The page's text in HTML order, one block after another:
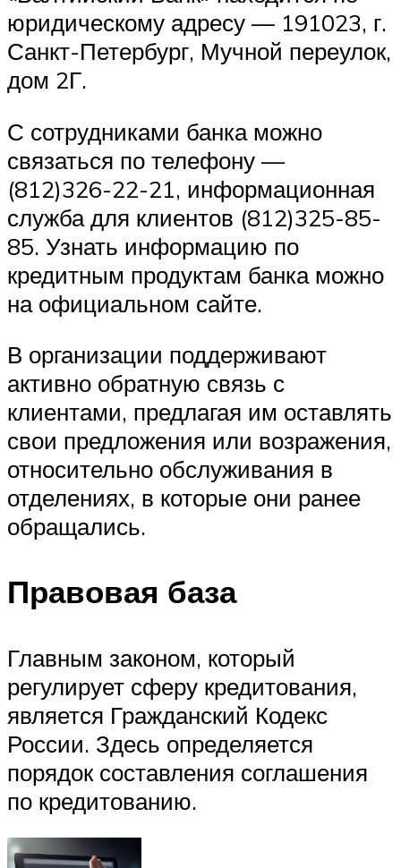
юридическому адресу — 191023, г.
Санкт-Петербург, Мучной переулок,
дом 2Г.
С сотрудниками банка можно
связаться по телефону —
(812)326-22-21, информационная
служба для клиентов (812)325-85-
85. Узнать информацию по
кредитным продуктам банка можно
на официальном сайте.
В организации поддерживают
активно обратную связь с
клиентами, предлагая им оставлять
свои предложения или возражения,
относительно обслуживания в
отделениях, в которые они ранее
обращались.
Правовая база
Главным законом, который
регулирует сферу кредитования,
является Гражданский Кодекс
России. Здесь определяется
порядок составления соглашения
по кредитованию.